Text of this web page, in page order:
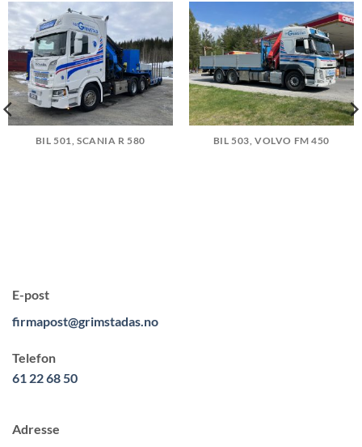
BIL 501, SCANIA R 580 BIL 503, VOLVO FM 450
E-post
firmapost@grimstadas.no
Telefon
61 22 68 50
Adresse